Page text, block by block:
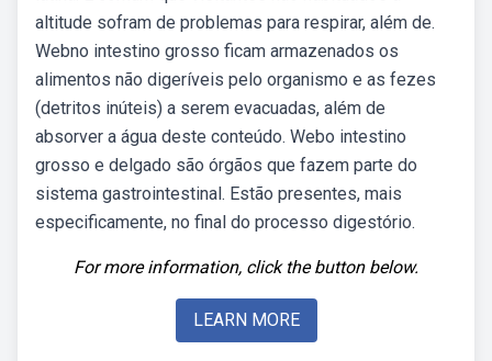
altitude sofram de problemas para respirar, além de.
Webno intestino grosso ficam armazenados os
alimentos não digeríveis pelo organismo e as fezes
(detritos inúteis) a serem evacuadas, além de
absorver a água deste conteúdo. Webo intestino
grosso e delgado são órgãos que fazem parte do
sistema gastrointestinal. Estão presentes, mais
especificamente, no final do processo digestório.
For more information, click the button below.
LEARN MORE